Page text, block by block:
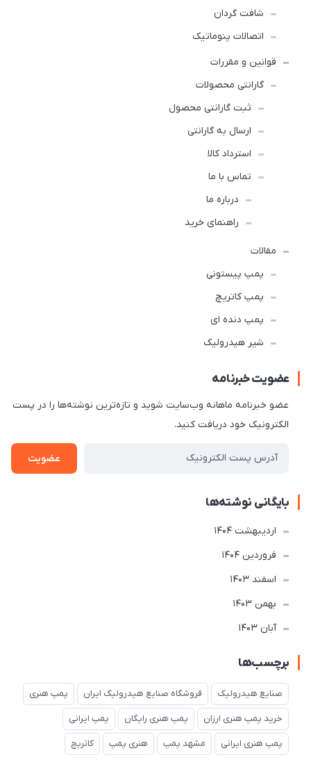
شافت گردان
اتصالات پنوماتیک
قوانین و مقررات
گارانتی محصولات
ثبت گارانتی محصول
ارسال به گارانتی
استرداد کالا
تماس با ما
درباره ما
راهنمای خرید
مقالات
پمپ پیستونی
پمپ کاتریچ
پمپ دنده ای
شیر هیدرولیک
عضویت خبرنامه
عضو خبرنامه ماهانه وب‌سایت شوید و تازه‌ترین نوشته‌ها را در پست
الکترونیک خود دریافت کنید.
عضویت
بایگانی نوشته‌ها
ارديبهشت 1404
فروردین 1404
اسفند 1403
بهمن 1403
آبان 1403
برچسب‌ها
صنایع هیدرولیک فروشگاه صنایع هیدرولیک ایران پمپ هنری
خرید پمپ هنری ارزان پمپ هنری رایگان پمپ ایرانی
پمپ هنری ایرانی مشهد پمپ هنری پمپ کاتریچ